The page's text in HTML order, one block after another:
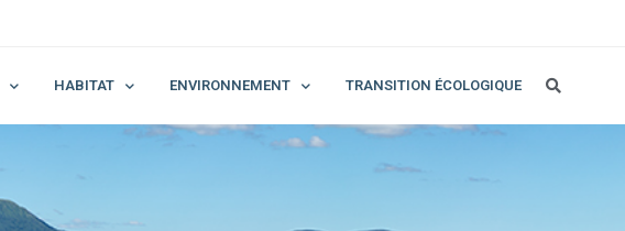
HABITAT ENVIRONNEMENT TRANSITION ÉCOLOGIQUE